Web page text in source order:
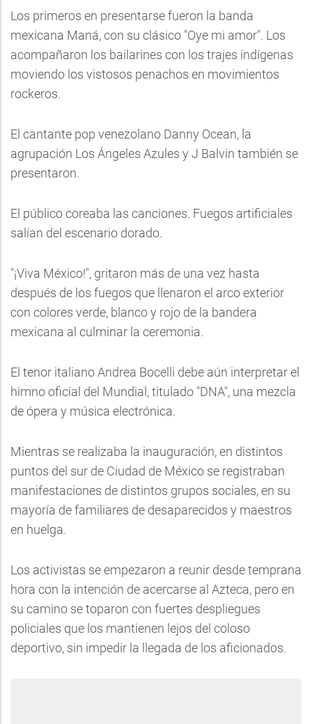
Los primeros en presentarse fueron la banda
mexicana Maná, con su clásico "Oye mi amor". Los
acompañaron los bailarines con los trajes indígenas
moviendo los vistosos penachos en movimientos
rockeros.
El cantante pop venezolano Danny Ocean, la
agrupación Los Ángeles Azules y J Balvin también se
presentaron.
El público coreaba las canciones. Fuegos artificiales
salían del escenario dorado.
"¡Viva México!", gritaron más de una vez hasta
después de los fuegos que llenaron el arco exterior
con colores verde, blanco y rojo de la bandera
mexicana al culminar la ceremonia.
El tenor italiano Andrea Bocelli debe aún interpretar el
himno oficial del Mundial, titulado "DNA", una mezcla
de ópera y música electrónica.
Mientras se realizaba la inauguración, en distintos
puntos del sur de Ciudad de México se registraban
manifestaciones de distintos grupos sociales, en su
mayoría de familiares de desaparecidos y maestros
en huelga.
Los activistas se empezaron a reunir desde temprana
hora con la intención de acercarse al Azteca, pero en
su camino se toparon con fuertes despliegues
policiales que los mantienen lejos del coloso
deportivo, sin impedir la llegada de los aficionados.